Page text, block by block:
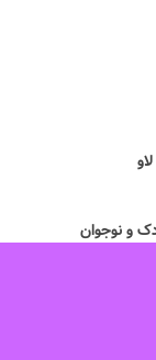
و نوجوان